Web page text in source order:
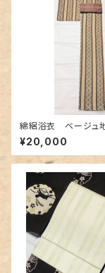
綿絽浴衣 ベージュ
色 鱗と松菱柄
¥20,000